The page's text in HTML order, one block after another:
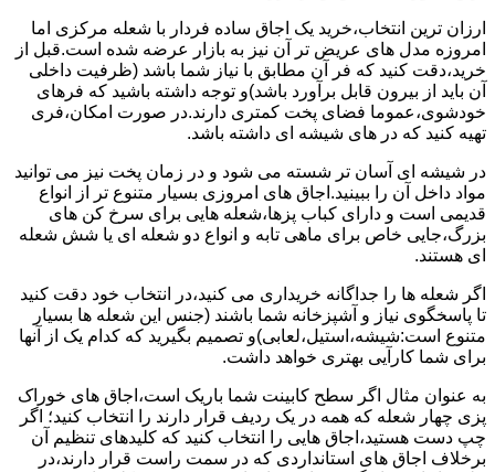
ارزان ترین انتخاب،خرید یک اجاق ساده فردار با شعله مرکزی اما
امروزه مدل های عریض تر آن نیز به بازار عرضه شده است.قبل از
خرید،دقت کنید که فر آن مطابق با نیاز شما باشد (ظرفیت داخلی
آن باید از بیرون قابل برآورد باشد)و توجه داشته باشید که فرهای
خودشوی،عموما فضای پخت کمتری دارند.در صورت امکان،فری
تهیه کنید که در های شیشه ای داشته باشد.
در شیشه ای آسان تر شسته می شود و در زمان پخت نیز می توانید
مواد داخل آن را ببینید.اجاق های امروزی بسیار متنوع تر از انواع
قدیمی است و دارای کباب پزها،شعله هایی برای سرخ کن های
بزرگ،جایی خاص برای ماهی تابه و انواع دو شعله ای یا شش شعله
ای هستند.
اگر شعله ها را جداگانه خریداری می کنید،در انتخاب خود دقت کنید
تا پاسخگوی نیاز و آشپزخانه شما باشند (جنس این شعله ها بسیار
متنوع است:شیشه،استیل،لعابی)و تصمیم بگیرید که کدام یک از آنها
برای شما کارآیی بهتری خواهد داشت.
به عنوان مثال اگر سطح کابینت شما باریک است،اجاق های خوراک
پزی چهار شعله که همه در یک ردیف قرار دارند را انتخاب کنید؛ اگر
چپ دست هستید،اجاق هایی را انتخاب کنید که کلیدهای تنظیم آن
برخلاف اجاق های استانداردی که در سمت راست قرار دارند،در